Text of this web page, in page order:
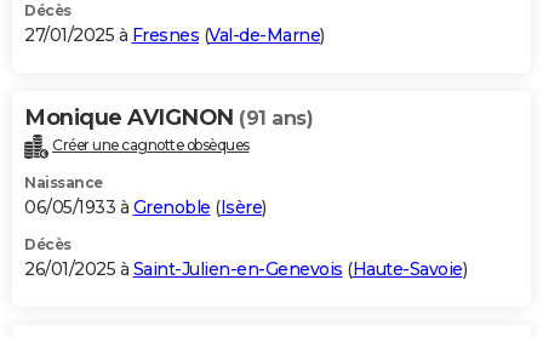
Décès
27/01/2025 à Fresnes (Val-de-Marne)
Monique AVIGNON (91 ans)
Créer une cagnotte obsèques
Naissance
06/05/1933 à Grenoble (Isère)
Décès
26/01/2025 à Saint-Julien-en-Genevois (Haute-Savoie)